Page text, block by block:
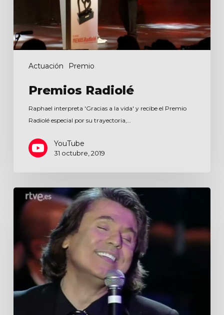
Actuación Premio
Premios Radiolé
Raphael interpreta 'Gracias a la vida' y recibe el Premio
Radiolé especial por su trayectoria,…
YouTube
31 octubre, 2019
Unidos
por
libertad